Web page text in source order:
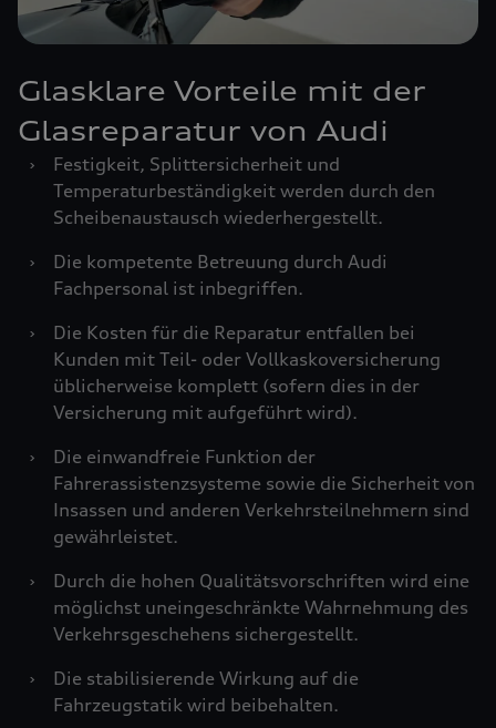
Glasklare Vorteile mit der
Glasreparatur von Audi
›
Festigkeit, Splittersicherheit und
Temperaturbeständigkeit werden durch den
Scheibenaustausch wiederhergestellt.
›
Die kompetente Betreuung durch Audi
Fachpersonal ist inbegriffen.
›
Die Kosten für die Reparatur entfallen bei
Kunden mit Teil- oder Vollkaskoversicherung
üblicherweise komplett (sofern dies in der
Versicherung mit aufgeführt wird).
›
Die einwandfreie Funktion der
Fahrerassistenzsysteme sowie die Sicherheit von
Insassen und anderen Verkehrsteilnehmern sind
gewährleistet.
›
Durch die hohen Qualitätsvorschriften wird eine
möglichst uneingeschränkte Wahrnehmung des
Verkehrsgeschehens sichergestellt.
›
Die stabilisierende Wirkung auf die
Fahrzeugstatik wird beibehalten.